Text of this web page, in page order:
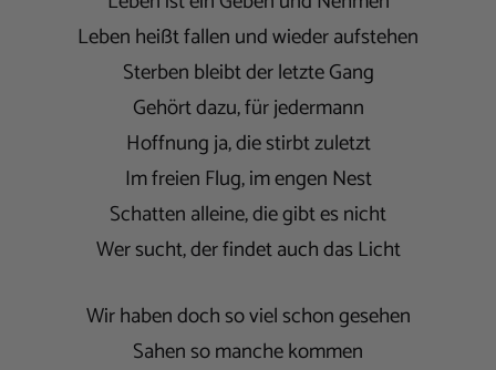
Leben heißt fallen und wieder aufstehen
Sterben bleibt der letzte Gang
Gehört dazu, für jedermann
Hoffnung ja, die stirbt zuletzt
Im freien Flug, im engen Nest
Schatten alleine, die gibt es nicht
Wer sucht, der findet auch das Licht
Wir haben doch so viel schon gesehen
Sahen so manche kommen